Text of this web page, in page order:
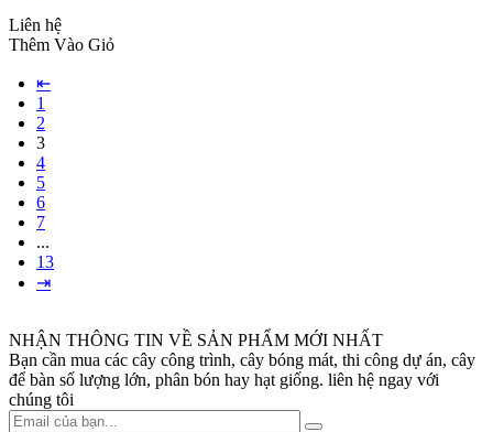
Liên hệ
Thêm Vào Giỏ
⇤
1
2
3
4
5
6
7
...
13
⇥
NHẬN THÔNG TIN VỀ SẢN PHẨM MỚI NHẤT
Bạn cần mua các cây công trình, cây bóng mát, thi công dự án, cây
để bàn số lượng lớn, phân bón hay hạt giống. liên hệ ngay với
chúng tôi